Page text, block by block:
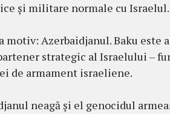
și militare normale cu Israelul.
motiv: Azerbaidjanul. Baku
strategic al Israelului –
de armament israeliene.
neagă și el genocidul